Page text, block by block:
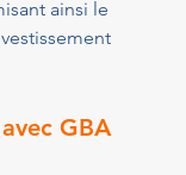
ainsi le
GBA